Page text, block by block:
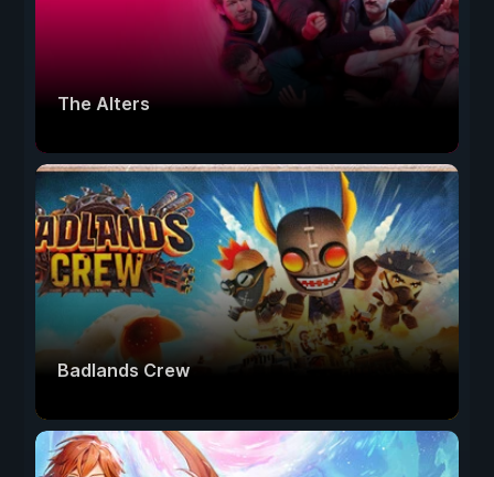
The Alters
Badlands Crew